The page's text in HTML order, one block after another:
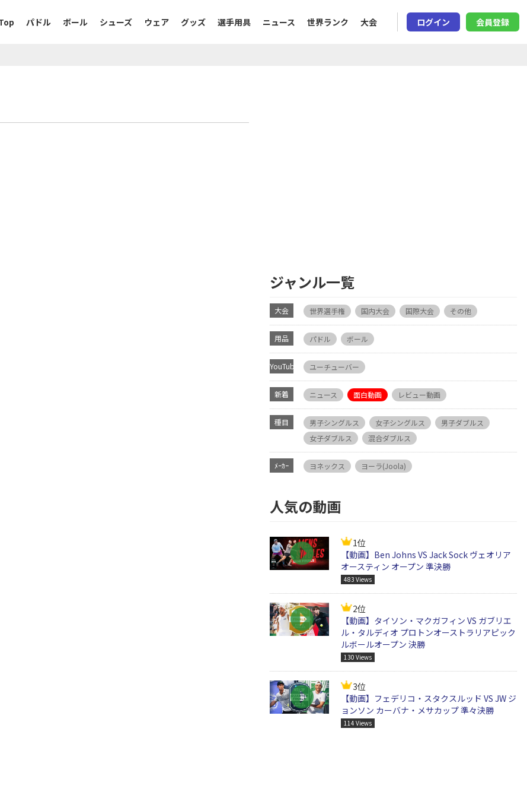
パドル ボール シューズ ウェア グッズ 選手用具 ニュース 世界ランク 大会 ログイン 会員登録
ジャンル一覧
大会 世界選手権 国内大会 国際大会 その他
用品 パドル ボール
YouTube ユーチューバー
新着 ニュース 面白動画 レビュー動画
種目 男子シングルス 女子シングルス
男子ダブルス
女子ダブルス
混合ダブルス
ﾒｰｶｰ ヨネックス ヨーラ(Joola)
人気の動画
1位
【動画】Ben Johns VS Jack Sock ヴェオリア
オースティン オープン 準決勝
483 Views
2位
【動画】タイソン・マクガフィン VS ガブリエ
ル・タルディオ プロトンオーストラリアピック
ルボールオープン 決勝
130 Views
3位
【動画】フェデリコ・スタクスルッド VS JW ジ
ョンソン カーバナ・メサカップ 準々決勝
114 Views